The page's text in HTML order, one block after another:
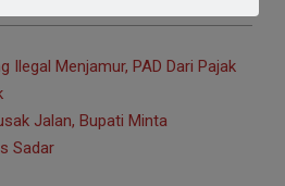
Ilegal Menjamur, PAD Dari Pajak
Jalan, Bupati Minta
Sadar